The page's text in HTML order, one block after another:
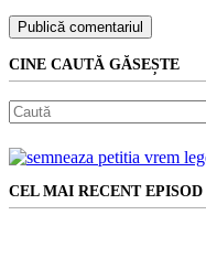
Publică comentariul
CINE CAUTĂ GĂSEȘTE
Niciun
CEL MAI RECENT